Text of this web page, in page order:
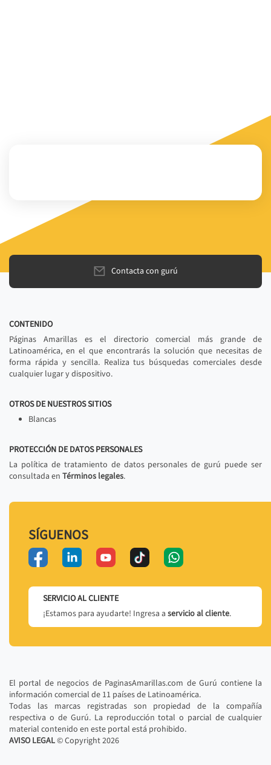
Contacta con gurú
CONTENIDO
Páginas Amarillas es el directorio comercial más grande de
Latinoamérica, en el que encontrarás la solución que necesitas de
forma rápida y sencilla. Realiza tus búsquedas comerciales desde
cualquier lugar y dispositivo.
OTROS DE NUESTROS SITIOS
Blancas
PROTECCIÓN DE DATOS PERSONALES
La política de tratamiento de datos personales de gurú puede ser
consultada en Términos legales.
SÍGUENOS
SERVICIO AL CLIENTE
¡Estamos para ayudarte! Ingresa a servicio al cliente.
El portal de negocios de PaginasAmarillas.com de Gurú contiene la
información comercial de 11 países de Latinoamérica.
Todas las marcas registradas son propiedad de la compañía
respectiva o de Gurú. La reproducción total o parcial de cualquier
material contenido en este portal está prohibido.
AVISO LEGAL© Copyright2026